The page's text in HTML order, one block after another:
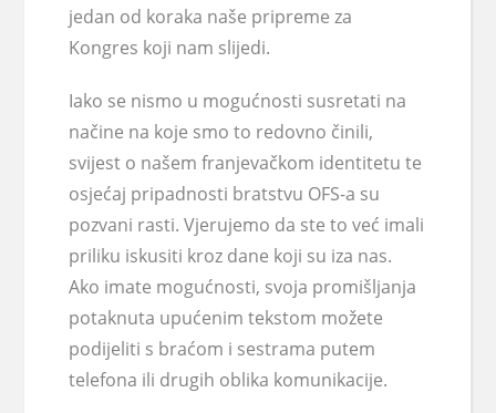
jedan od koraka naše pripreme za
Kongres koji nam slijedi.
Iako se nismo u mogućnosti susretati na
načine na koje smo to redovno činili,
svijest o našem franjevačkom identitetu te
osjećaj pripadnosti bratstvu OFS-a su
pozvani rasti. Vjerujemo da ste to već imali
priliku iskusiti kroz dane koji su iza nas.
Ako imate mogućnosti, svoja promišljanja
potaknuta upućenim tekstom možete
podijeliti s braćom i sestrama putem
telefona ili drugih oblika komunikacije.